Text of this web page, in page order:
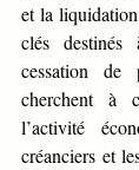
et la
clés destinés
cessation de
cherchent à
l’activité
créanciers et